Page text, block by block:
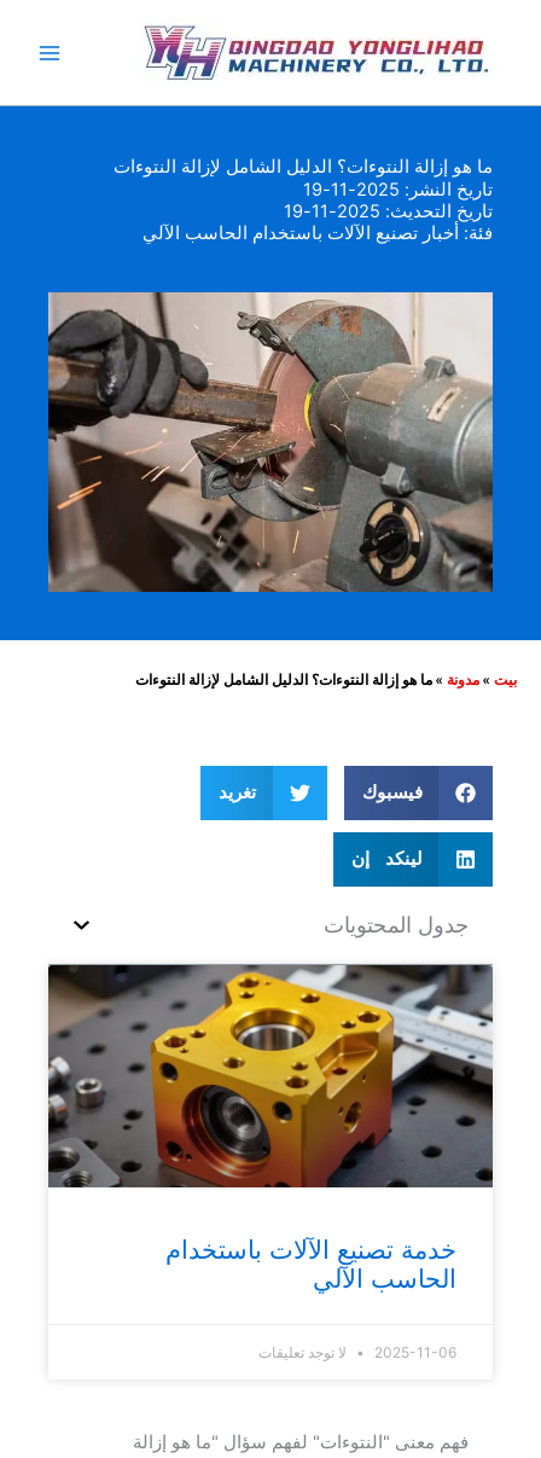
المحتوى
ما هو إزالة النتوءات؟ الدليل الشامل لإزالة النتوءات
تاريخ النشر: 2025-11-19
تاريخ التحديث: 2025-11-19
فئة: أخبار تصنيع الآلات باستخدام الحاسب الآلي
بيت »مدونة »ما هو إزالة النتوءات؟ الدليل الشامل لإزالة النتوءات
فيسبوك تغريد
لينكد إن
جدول المحتويات
خدمة تصنيع الآلات باستخدام
الحاسب الآلي
2025-11-06 لا توجد تعليقات
فهم معنى "النتوءات" لفهم سؤال "ما هو إزالة